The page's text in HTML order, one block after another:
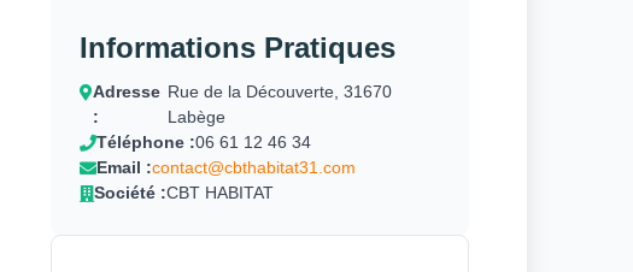
Informations Pratiques
Adresse
:
Rue de la Découverte, 31670
Labège
Téléphone :06 61 12 46 34
Email :contact@cbthabitat31.com
Société :CBT HABITAT